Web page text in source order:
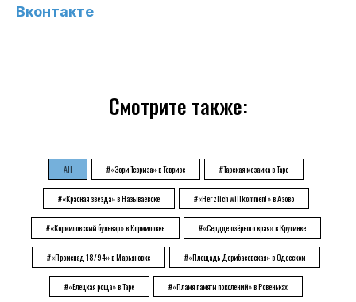
Вконтакте
Смотрите также:
All #«Зори Тевриза» в Тевризе #Тарская мозаика в Таре
#«Красная звезда» в Называевске #«Herzlich willkommen!» в Азово
#«Кормиловский бульвар» в Кормиловке #«Сердце озёрного края» в Крутинке
#«Променад 18/94» в Марьяновке #«Площадь Дерибасовская» в Одесском
#«Елецкая роща» в Таре #«Пламя памяти поколений» в Ровеньках